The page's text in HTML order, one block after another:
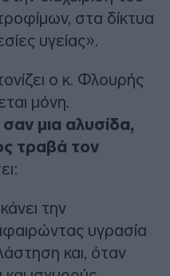
στα δίκτυα
υγείας».
ο κ. Φλουρής
μόνη.
μια αλυσίδα,
τραβά τον
την
υγρασία
και, όταν